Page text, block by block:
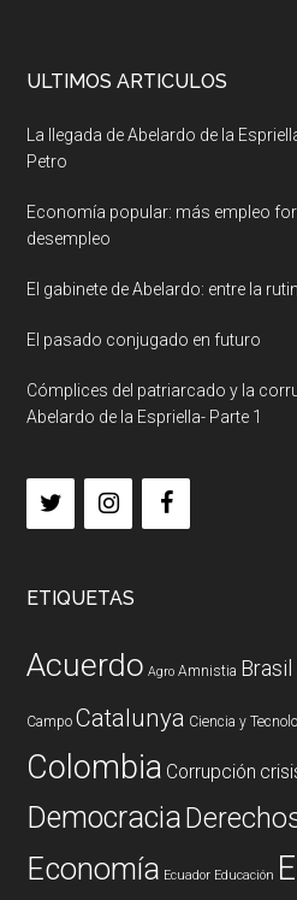
ULTIMOS ARTICULOS
La llegada de Abelardo de la
Petro
Economía popular: más empleo
desempleo
El gabinete de Abelardo: entre la
El pasado conjugado en futuro
Cómplices del patriarcado y la
Abelardo de la Espriella- Parte 1
ETIQUETAS
Acuerdo Agro Amnistia Brasil
Campo Catalunya Ciencia y
Colombia Corrupción
Democracia
Economía Ecuador Educación